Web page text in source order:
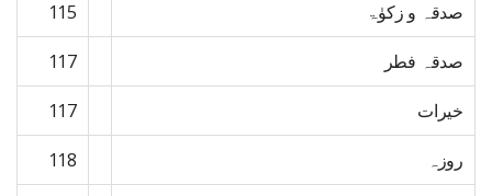
صدقہ و زکوٰۃ 115
صدقہ فطر 117
خیرات 117
روزہ 118